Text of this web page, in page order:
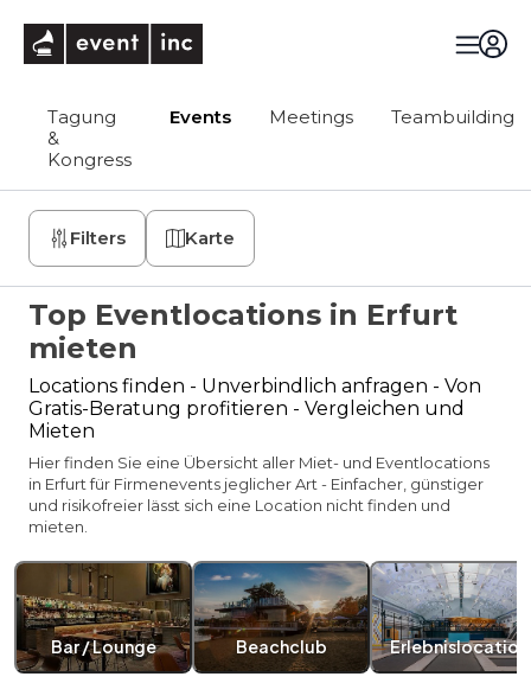
Tagung
&
Kongress
Events Meetings Teambuilding
Filters Karte
Top Eventlocations in Erfurt
mieten
Locations finden - Unverbindlich anfragen - Von
Gratis-Beratung profitieren - Vergleichen und
Mieten
Hier finden Sie eine Übersicht aller Miet- und Eventlocations
in Erfurt für Firmenevents jeglicher Art - Einfacher, günstiger
und risikofreier lässt sich eine Location nicht finden und
mieten.
Bar / Lounge Beachclub Erlebnislocation